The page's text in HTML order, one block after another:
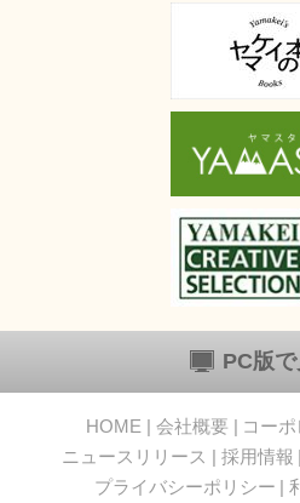
PC版
HOME 会社概要
コー
ニュースリリース
採用情報
プライバシーポリシー